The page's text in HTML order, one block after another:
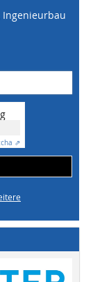
Ingenieurbau
⇗